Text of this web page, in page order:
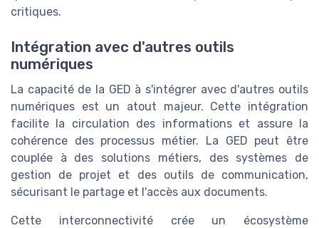
critiques.
Intégration avec d'autres outils
numériques
La capacité de la GED à s'intégrer avec d'autres outils
numériques est un atout majeur. Cette intégration
facilite la circulation des informations et assure la
cohérence des processus métier. La GED peut être
couplée à des solutions métiers, des systèmes de
gestion de projet et des outils de communication,
sécurisant le partage et l'accès aux documents.
Cette interconnectivité crée un écosystème